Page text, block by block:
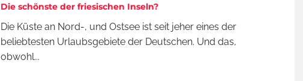
Die schönste der friesischen Inseln?
Die Küste an Nord-, und Ostsee ist seit jeher eines der
beliebtesten Urlaubsgebiete der Deutschen. Und das,
obwohl...